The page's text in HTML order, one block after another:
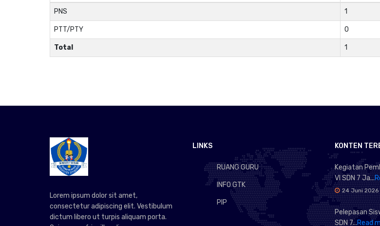
PNS 1
PTT/PTY 0
Total 1
Lorem ipsum dolor sit amet,
consectetur adipiscing elit. Vestibulum
dictum libero ut turpis aliquam porta.
LINKS
RUANG GURU
INFO GTK
PIP
KONTEN
Kegiatan
VI SDN 7 Ja...
24 Juni 2026
Pelepasan
SDN 7...Read